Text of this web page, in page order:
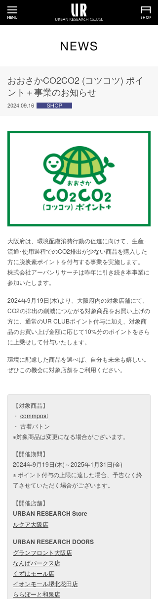
おおさかCO2CO2 (コツコツ) ポイ
ント＋事業のお知らせ
2024.09.16
大阪府は、環境配慮消費行動の促進に向けて、生産･
流通･使用過程でのCO2排出が少ない商品を購入した
方に脱炭素ポイントを付与する事業を実施します。
株式会社アーバンリサーチは昨年に引き続き本事業に
参加いたします。
2024年9月19日(木)より、大阪府内の対象店舗にて、
CO2の排出の削減につながる対象商品をお買い上げの
方に、通常のUR CLUBポイント付与に加え、対象商
品のお買い上げ金額に応じて10%分のポイントをさら
に上乗せして付与いたします。
環境に配慮した商品を選べば、自分も未来も嬉しい。
ぜひこの機会に対象店舗をご利用ください。
【対象商品】
・ commpost
・ 古着バトン
※対象商品は変更になる場合がございます。
【開催期間】
2024年9月19日(木)～2025年1月31日(金)
※ ポイント付与の上限に達した場合、予告なく終
了させていただく場合がございます。
【開催店舗】
URBAN RESEARCH Store
ルクア大阪店
URBAN RESEARCH DOORS
グランフロント大阪店
なんばパークス店
くずはモール店
イオンモール堺北花田店
ららぽーと和泉店